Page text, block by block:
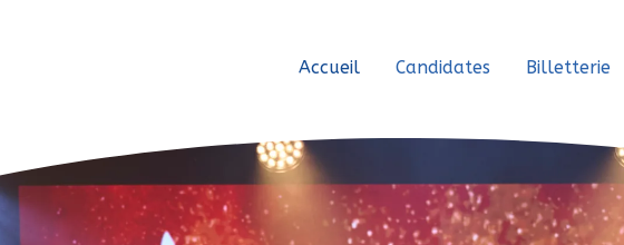
Accueil Candidates Billetterie